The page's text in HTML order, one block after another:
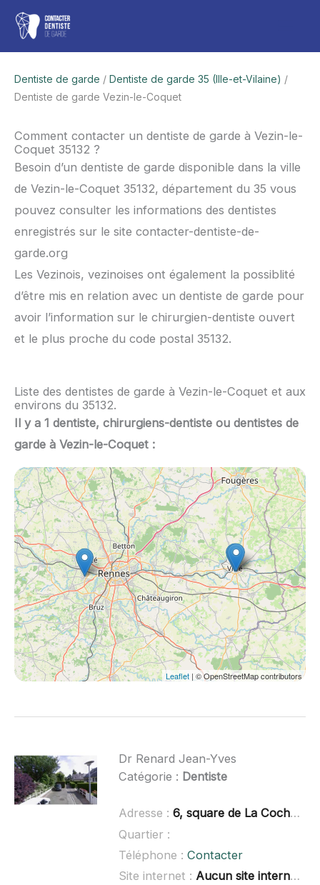
Aller
contenu
Dentiste de garde / Dentiste de garde 35 (Ille-et-Vilaine) /
Dentiste de garde Vezin-le-Coquet
Comment contacter un dentiste de garde à Vezin-le-
Coquet 35132 ?
Besoin d’un dentiste de garde disponible dans la ville
de Vezin-le-Coquet 35132, département du 35 vous
pouvez consulter les informations des dentistes
enregistrés sur le site contacter-dentiste-de-
garde.org
Les Vezinois, vezinoises ont également la possiblité
d’être mis en relation avec un dentiste de garde pour
avoir l’information sur le chirurgien-dentiste ouvert
et le plus proche du code postal 35132.
Liste des dentistes de garde à Vezin-le-Coquet et aux
environs du 35132.
Il y a 1 dentiste, chirurgiens-dentiste ou dentistes de
garde à Vezin-le-Coquet :
Leaflet | © OpenStreetMap contributors
Dr Renard Jean-Yves
Catégorie : Dentiste
Adresse : 6, square de La Cochardière, Rue de Rennes, 35132 Vezin-le-Coque
Quartier :
Téléphone : Contacter
Site internet : Aucun site internet connu